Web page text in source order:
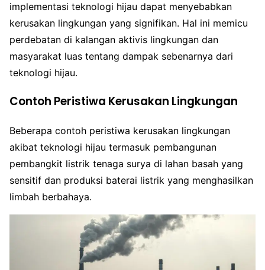
implementasi teknologi hijau dapat menyebabkan
kerusakan lingkungan yang signifikan. Hal ini memicu
perdebatan di kalangan aktivis lingkungan dan
masyarakat luas tentang dampak sebenarnya dari
teknologi hijau.
Contoh Peristiwa Kerusakan Lingkungan
Beberapa contoh peristiwa kerusakan lingkungan
akibat teknologi hijau termasuk pembangunan
pembangkit listrik tenaga surya di lahan basah yang
sensitif dan produksi baterai listrik yang menghasilkan
limbah berbahaya.